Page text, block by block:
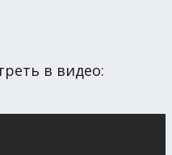
в видео: